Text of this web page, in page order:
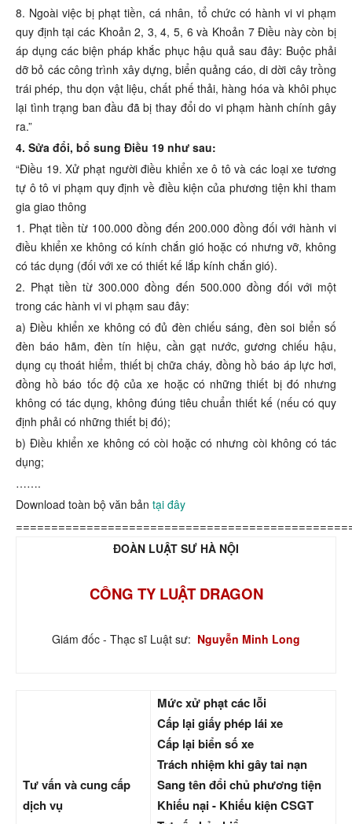
8. Ngoài việc bị phạt tiền, cá nhân, tổ chức có hành vi vi phạm
quy định tại các Khoản 2, 3, 4, 5, 6 và Khoản 7 Điều này còn bị
áp dụng các biện pháp khắc phục hậu quả sau đây: Buộc phải
dỡ bỏ các công trình xây dựng, biển quảng cáo, di dời cây trồng
trái phép, thu dọn vật liệu, chất phế thải, hàng hóa và khôi phục
lại tình trạng ban đầu đã bị thay đổi do vi phạm hành chính gây
ra.”
4. Sửa đổi, bổ sung Điều 19 như sau:
“Điều 19. Xử phạt người điều khiển xe ô tô và các loại xe tương
tự ô tô vi phạm quy định về điều kiện của phương tiện khi tham
gia giao thông
1. Phạt tiền từ 100.000 đồng đến 200.000 đồng đối với hành vi
điều khiển xe không có kính chắn gió hoặc có nhưng vỡ, không
có tác dụng (đối với xe có thiết kế lắp kính chắn gió).
2. Phạt tiền từ 300.000 đồng đến 500.000 đồng đối với một
trong các hành vi vi phạm sau đây:
a) Điều khiển xe không có đủ đèn chiếu sáng, đèn soi biển số
đèn báo hãm, đèn tín hiệu, cần gạt nước, gương chiếu hậu,
dụng cụ thoát hiểm, thiết bị chữa cháy, đồng hồ báo áp lực hơi,
đồng hồ báo tốc độ của xe hoặc có những thiết bị đó nhưng
không có tác dụng, không đúng tiêu chuẩn thiết kế (nếu có quy
định phải có những thiết bị đó);
b) Điều khiển xe không có còi hoặc có nhưng còi không có tác
dụng;
…….
Download toàn bộ văn bản tại đây
ĐOÀN LUẬT SƯ HÀ NỘI
CÔNG TY LUẬT DRAGON
Giám đốc - Thạc sĩ Luật sư: Nguyễn Minh Long
Tư vấn và cung cấp
dịch vụ
Mức xử phạt các lỗi
Cấp lại giấy phép lái xe
Cấp lại biển số xe
Trách nhiệm khi gây tai nạn
Sang tên đổi chủ phương tiện
Khiếu nại - Khiếu kiện CSGT